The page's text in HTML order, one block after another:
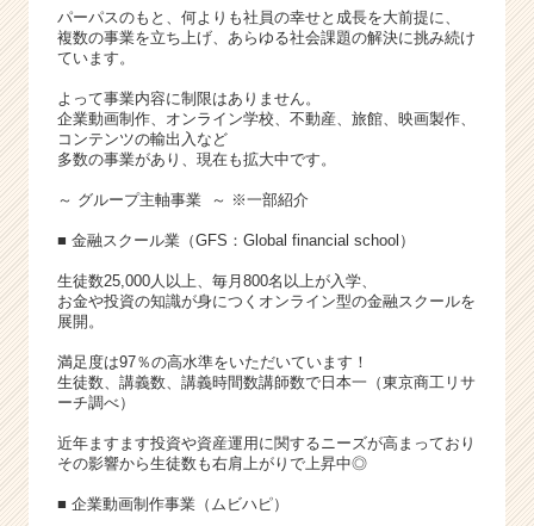
パーパスのもと、何よりも社員の幸せと成長を大前提に、
複数の事業を立ち上げ、あらゆる社会課題の解決に挑み続け
ています。
よって事業内容に制限はありません。
企業動画制作、オンライン学校、不動産、旅館、映画製作、
コンテンツの輸出入など
多数の事業があり、現在も拡大中です。
～ グループ主軸事業 ～ ※一部紹介
■ 金融スクール業（GFS：Global financial school）
生徒数25,000人以上、毎月800名以上が入学、
お金や投資の知識が身につくオンライン型の金融スクールを
展開。
満足度は97％の高水準をいただいています！
生徒数、講義数、講義時間数講師数で日本一（東京商工リサ
ーチ調べ）
近年ますます投資や資産運用に関するニーズが高まっており
その影響から生徒数も右肩上がりで上昇中◎
■ 企業動画制作事業（ムビハピ）